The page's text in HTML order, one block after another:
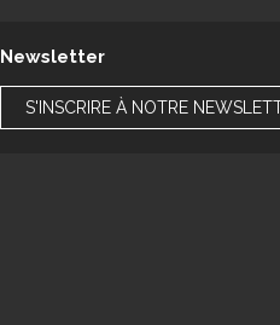
Newsletter
S'INSCRIRE À NOTRE